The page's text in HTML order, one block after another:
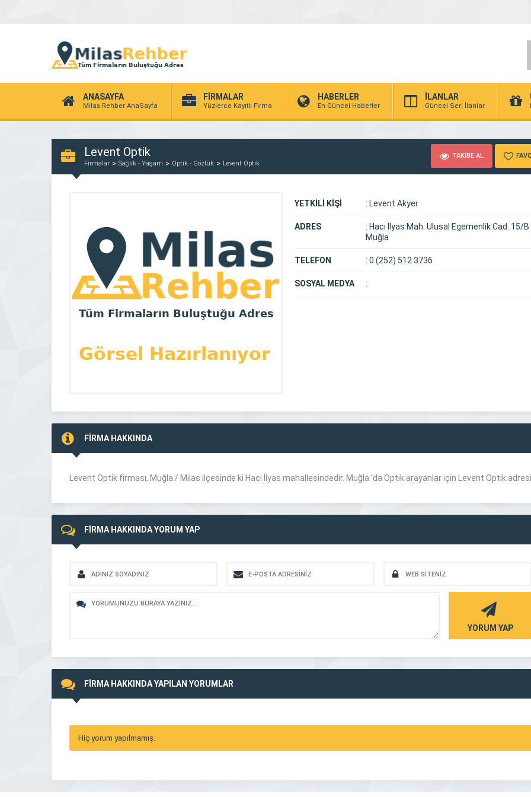
ANASAYFA
Milas Rehber AnaSayfa
FİRMALAR
Yüzlerce Kayıtlı Firma
HABERLER
En Güncel Haberler
İLANLAR
Güncel Seri İlanlar
Levent Optik
Firmalar Sağlık - Yaşam Optik - Gözlük Levent Optik
TAKİBE AL
YETKİLİ KİŞİ : Levent Akyer
ADRES : Hacı İlyas Mah. Ulusal Egemenlik Cad. 15/
Muğla
TELEFON : 0 (252) 512 3736
SOSYAL MEDYA :
FİRMA HAKKINDA
Levent Optik firması, Muğla / Milas ilçesinde ki Hacı İlyas mahallesindedir. Muğla ‘da Optik arayanlar için Levent Optik adresi
FİRMA HAKKINDA YORUM YAP
YORUM YAP
FİRMA HAKKINDA YAPILAN YORUMLAR
Hiç yorum yapılmamış.